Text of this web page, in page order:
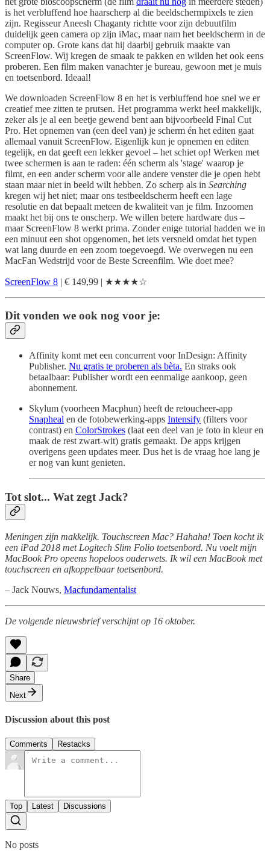
is het verbluffend hoe haarscherp al die beeldschermpixels te zien
zijn. Regisseur Aneesh Chaganty richtte voor zijn debuutfilm
duidelijk geen camera op zijn iMac, maar nam het beeldscherm in de
computer op. Grote kans dat hij daarbij gebruik maakte van
ScreenFlow. Wij kregen de smaak te pakken en wilden het ook eens
proberen. Een film maken vanachter je bureau, gewoon met je muis
en toetsenbord. Ideaal!
We downloaden ScreenFlow 8 en het is verbluffend hoe snel we er
creatief mee zitten te prutsen. Het programma werkt heel makkelijk,
zeker als je al een beetje gewend bent aan bijvoorbeeld Final Cut
Pro. Het opnemen van (een deel van) je scherm én het editen gaat
allemaal vanuit ScreenFlow. Eigenlijk kun je opnemen en editen
tegelijk, en dat geeft een lekker gevoel – het schiet op! Werken met
twee schermen is aan te raden: één scherm als 'stage' waarop je
filmt, en een ander scherm voor alle andere venster die je open hebt
staan maar niet in beeld wilt hebben. Zo scherp als in Searching
kregen wij het niet; maar ons testbeeldscherm heeft een lage
resolutie en dat bepaalt meteen de kwaliteit van je film. Inzoomen
maakt het bij ons te onscherp. We willen betere hardware dus –
maar ScreenFlow 8 werkt prima. Zonder enige tutorial hadden we in
een minuut een shot opgenomen, het iets versneld omdat het typen
wat lang duurde en een zoom toegevoegd. We overwegen nu een
MacFan Wedstrijd voor de Beste Screenfilm. Wie doet mee?
ScreenFlow 8 | € 149,99 | ★★★★☆
Dit vonden we ook nog voor je:
Affinity komt met een concurrent voor InDesign: Affinity
Publisher. Nu gratis te proberen als bèta. En straks ook
betaalbaar: Publisher wordt een eenmalige aankoop, geen
abonnement.
Skylum (voorheen Macphun) heeft de retoucheer-app
Snapheal en de fotobewerking-apps Intensify (filters voor
contrast) en ColorStrokes (laat een deel van je foto in kleur en
maak de rest zwart-wit) gratis gemaakt. De apps krijgen
overigens geen updates meer. Dus het is de vraag hoe lang je
er nog van kunt genieten.
Tot slot... Wat zegt Jack?
Meningen zijn makkelijk. Touchscreen Mac? Hahaha! Toen kocht ik
een iPad 2018 met Logitech Slim Folio toetsenbord. Nu voelt mijn
MacBook Pro opeens hopeloos ouderwets. Ik wil een MacBook met
touchscreen en afkoppelbaar toetsenbord.
– Jack Nouws, Macfundamentalist
De volgende nieuwsbrief verschijnt op 16 oktober.
Share
Next
Discussion about this post
Comments Restacks
Top Latest Discussions
No posts